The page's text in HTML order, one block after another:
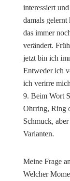
interessiert
damals gelernt
das immer
verändert.
jetzt bin ich
Entweder ich
ich verirre
9. Beim Wort
Ohrring, Ring
Schmuck,
Varianten.
Meine Frage
Welcher